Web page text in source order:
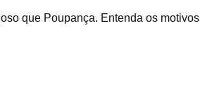
que Poupança. Entenda os